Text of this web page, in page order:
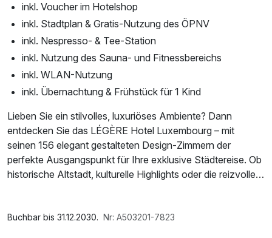
inkl. Voucher im Hotelshop
inkl. Stadtplan & Gratis-Nutzung des ÖPNV
inkl. Nespresso- & Tee-Station
inkl. Nutzung des Sauna- und Fitnessbereichs
inkl. WLAN-Nutzung
inkl. Übernachtung & Frühstück für 1 Kind
Lieben Sie ein stilvolles, luxuriöses Ambiente? Dann
entdecken Sie das LÉGÈRE Hotel Luxembourg – mit
seinen 156 elegant gestalteten Design-Zimmern der
perfekte Ausgangspunkt für Ihre exklusive Städtereise. Ob
historische Altstadt, kulturelle Highlights oder die reizvolle
1 Flasche Mineralwasser, Saunabenutzung, Nutzung des
Buchbar bis 31.12.2030. Nr: A503201-7823